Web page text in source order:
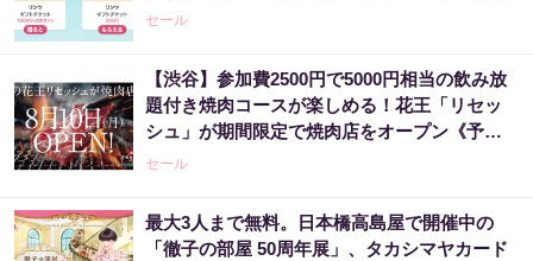
中。
セール
【渋谷】参加費2500円で5000円相当の飲み放
題付き焼肉コースが楽しめる！花王「リセッ
シュ」が期間限定で焼肉店をオープン《予約
受付中》
セール
最大3人まで無料。日本橋高島屋で開催中の
「徹子の部屋 50周年展」、タカシマヤカード